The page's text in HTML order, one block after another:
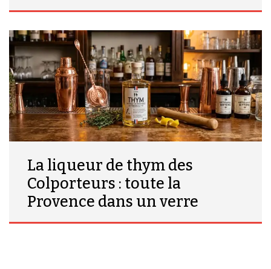
La liqueur de thym des
Colporteurs : toute la
Provence dans un verre